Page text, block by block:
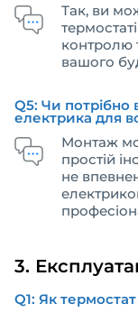
Так, ви
контролю
вашого
Q5: Чи потрібно
електрика для
Монтаж
простій
не
3.
Q1: Як